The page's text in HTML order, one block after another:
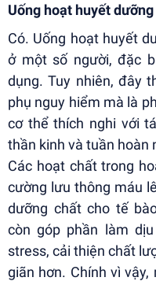
Uống hoạt huyết
Có. Uống hoạt huyết
ở một số người, đặc
dụng. Tuy nhiên, đây
phụ nguy hiểm mà là
cơ thể thích nghi với
thần kinh và tuần hoàn
Các hoạt chất trong
cường lưu thông máu
dưỡng chất cho tế
còn góp phần làm
stress, cải thiện chất
giãn hơn. Chính vì